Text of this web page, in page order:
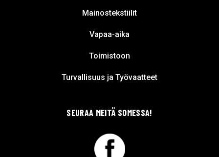
Mainostekstiilit
Vapaa-aika
Toimistoon
Turvallisuus ja Työvaatteet
SEURAA MEITÄ SOMESSA!